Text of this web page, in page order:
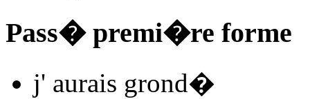
Pass� premi�re forme
j' aurais grond�